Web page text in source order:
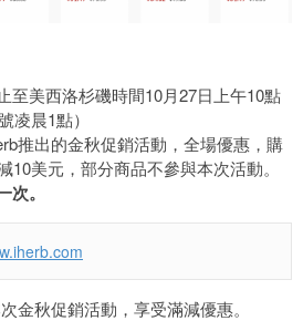
至美西洛杉磯時間10月27日上午10點
凌晨1點）
推出的金秋促銷活動，全場優惠，購
10美元，部分商品不參與本次活動。
。
金秋促銷活動，享受滿減優惠。